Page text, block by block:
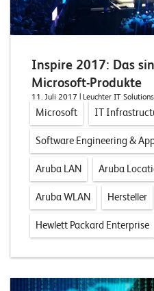
Inspire 2017: Das
Microsoft-Produkte
11. Juli 2017 | Leuchter IT Solutions
Microsoft IT
Software Engineering &
Aruba LAN Aruba
Aruba WLAN Hersteller
Hewlett Packard Enterprise